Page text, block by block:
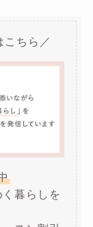
こちら／
暮らしを